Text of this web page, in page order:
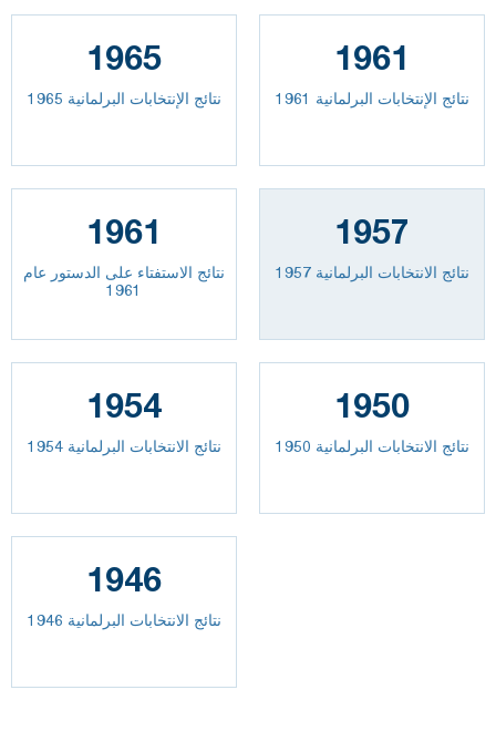
1965
نتائج الإنتخابات البرلمانية 1965
1961
نتائج الإنتخابات البرلمانية 1961
1961
نتائج الاستفتاء على الدستور عام
1961
1957
نتائج الانتخابات البرلمانية 1957
1954
نتائج الانتخابات البرلمانية 1954
1950
نتائج الانتخابات البرلمانية 1950
1946
نتائج الانتخابات البرلمانية 1946